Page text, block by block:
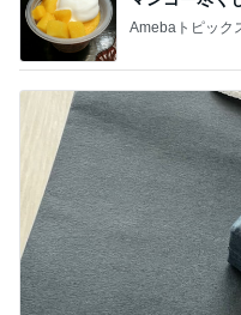
Amebaトピックス